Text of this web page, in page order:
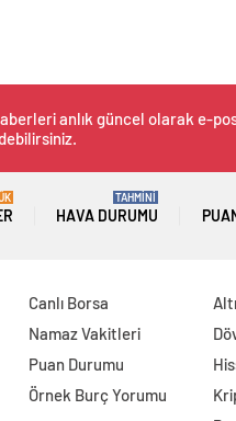
anlık güncel olarak e-
HAVA DURUMU
TAHMİNİ
Canlı Borsa
Namaz Vakitleri
Puan Durumu
Örnek Burç Yorumu